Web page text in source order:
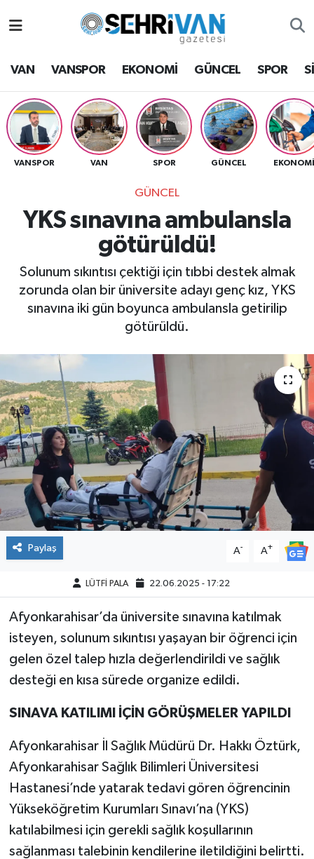
VAN VANSPOR EKONOMİ GÜNCEL SPOR
VANSPOR VAN SPOR GÜNCEL EKONOMİ
GÜNCEL
YKS sınavına ambulansla
götürüldü!
Solunum sıkıntısı çektiği için tıbbi destek almak
zorunda olan bir üniversite adayı genç kız, YKS
sınavına iki gün boyunca ambulansla getirilip
götürüldü.
Paylaş A- A+
LÜTFİ PALA 22.06.2025 - 17:22
Afyonkarahisar’da üniversite sınavına katılmak
isteyen, solunum sıkıntısı yaşayan bir öğrenci için
gelen özel talep hızla değerlendirildi ve sağlık
desteği en kısa sürede organize edildi.
SINAVA KATILIMI İÇİN GÖRÜŞMELER YAPILDI
Afyonkarahisar İl Sağlık Müdürü Dr. Hakkı Öztürk,
Afyonkarahisar Sağlık Bilimleri Üniversitesi
Hastanesi’nde yatarak tedavi gören öğrencinin
Yükseköğretim Kurumları Sınavı’na (YKS)
katılabilmesi için gerekli sağlık koşullarının
sağlanması talebinin kendilerine iletildiğini belirtti.
Van Hava Durumu
VAN Namaz Vakitleri
Van Trafik Yoğunluk Haritası
Süper Lig Puan Durumu ve Fikstür
Tüm Manşetler
Son Dakika Haberleri
Haber Arşivi